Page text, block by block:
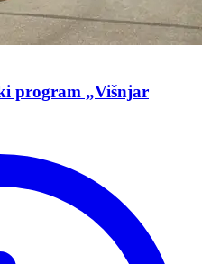
program „Višnjar